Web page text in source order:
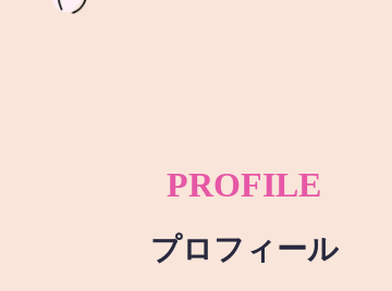
PROFILE
プロフィール